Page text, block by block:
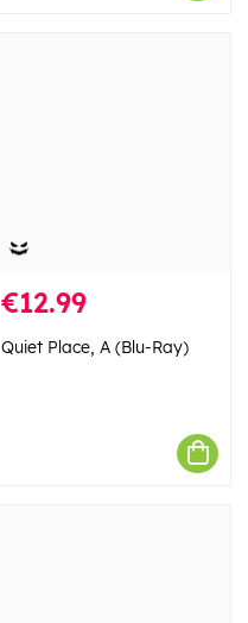
€12.99
Quiet Place, A (Blu-Ray)